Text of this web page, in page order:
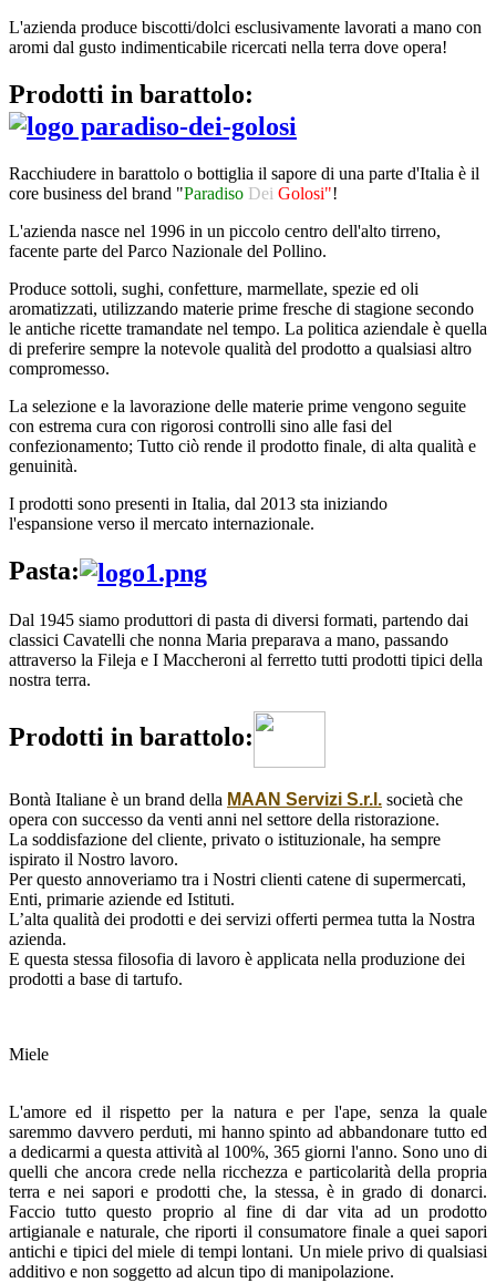
L'azienda produce biscotti/dolci esclusivamente lavorati a mano con
aromi dal gusto indimenticabile ricercati nella terra dove opera!
Prodotti in barattolo:
Racchiudere in barattolo o bottiglia il sapore di una parte d'Italia è il
core business del brand "Paradiso Dei Golosi"!
L'azienda nasce nel 1996 in un piccolo centro dell'alto tirreno,
facente parte del Parco Nazionale del Pollino.
Produce sottoli, sughi, confetture, marmellate, spezie ed oli
aromatizzati, utilizzando materie prime fresche di stagione secondo
le antiche ricette tramandate nel tempo. La politica aziendale è quella
di preferire sempre la notevole qualità del prodotto a qualsiasi altro
compromesso.
La selezione e la lavorazione delle materie prime vengono seguite
con estrema cura con rigorosi controlli sino alle fasi del
confezionamento; Tutto ciò rende il prodotto finale, di alta qualità e
genuinità.
I prodotti sono presenti in Italia, dal 2013 sta iniziando
l'espansione verso il mercato internazionale.
Pasta:
Dal 1945 siamo produttori di pasta di diversi formati, partendo dai
classici Cavatelli che nonna Maria preparava a mano, passando
attraverso la Fileja e I Maccheroni al ferretto tutti prodotti tipici della
nostra terra.
Prodotti in barattolo:
Bontà Italiane è un brand della MAAN Servizi S.r.l. società che
opera con successo da venti anni nel settore della ristorazione.
La soddisfazione del cliente, privato o istituzionale, ha sempre
ispirato il Nostro lavoro.
Per questo annoveriamo tra i Nostri clienti catene di supermercati,
Enti, primarie aziende ed Istituti.
L’alta qualità dei prodotti e dei servizi offerti permea tutta la Nostra
azienda.
E questa stessa filosofia di lavoro è applicata nella produzione dei
prodotti a base di tartufo.
Miele
L'amore ed il rispetto per la natura e per l'ape, senza la quale
saremmo davvero perduti, mi hanno spinto ad abbandonare tutto ed
a dedicarmi a questa attività al 100%, 365 giorni l'anno. Sono uno di
quelli che ancora crede nella ricchezza e particolarità della propria
terra e nei sapori e prodotti che, la stessa, è in grado di donarci.
Faccio tutto questo proprio al fine di dar vita ad un prodotto
artigianale e naturale, che riporti il consumatore finale a quei sapori
antichi e tipici del miele di tempi lontani. Un miele privo di qualsiasi
additivo e non soggetto ad alcun tipo di manipolazione.